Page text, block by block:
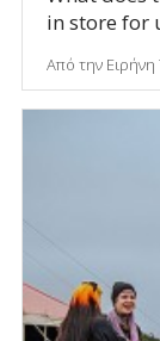
in store for
Από την